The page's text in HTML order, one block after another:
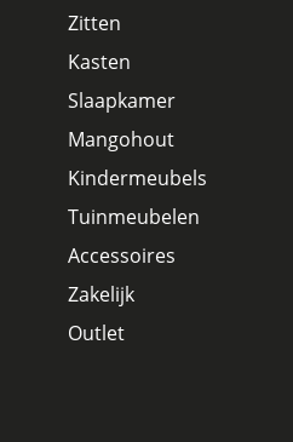
Zitten
Kasten
Slaapkamer
Mangohout
Kindermeubels
Tuinmeubelen
Accessoires
Zakelijk
Outlet